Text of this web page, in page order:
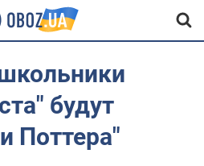
будут
Поттера"